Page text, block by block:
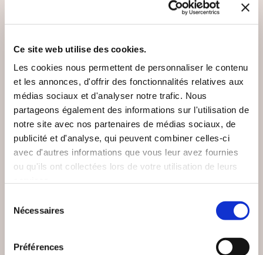
Ce site web utilise des cookies.
Les cookies nous permettent de personnaliser le contenu
et les annonces, d'offrir des fonctionnalités relatives aux
médias sociaux et d'analyser notre trafic. Nous
partageons également des informations sur l'utilisation de
notre site avec nos partenaires de médias sociaux, de
publicité et d'analyse, qui peuvent combiner celles-ci
avec d'autres informations que vous leur avez fournies
ou qu'ils ont collectées lors de votre utilisation de leurs
Nécessaires
Préférences
VOUS AIMEREZ AUSSI
(0 avis)